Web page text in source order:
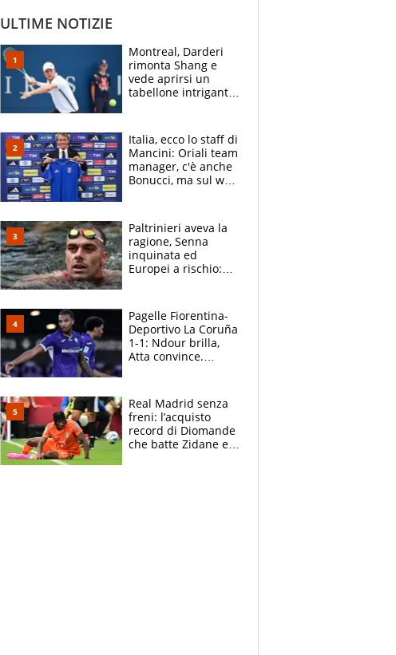
ULTIME NOTIZIE
Montreal, Darderi
rimonta Shang e
vede aprirsi un
tabellone intrigante:
felice del mio livello"
Italia, ecco lo staff di
Mancini: Oriali team
manager, c'è anche
Bonucci, ma sul web
Paltrinieri aveva la
ragione, Senna
inquinata ed
Europei a rischio:
adesso
Pagelle Fiorentina-
Deportivo La Coruña
1-1: Ndour brilla,
Atta convince.
Real Madrid senza
freni: l’acquisto
record di Diomande
che batte Zidane e